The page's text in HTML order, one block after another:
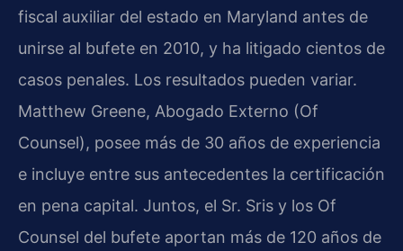
fiscal auxiliar del estado en Maryland antes de
unirse al bufete en 2010, y ha litigado cientos de
casos penales. Los resultados pueden variar.
Matthew Greene, Abogado Externo (Of
Counsel), posee más de 30 años de experiencia
e incluye entre sus antecedentes la certificación
en pena capital. Juntos, el Sr. Sris y los Of
Counsel del bufete aportan más de 120 años de